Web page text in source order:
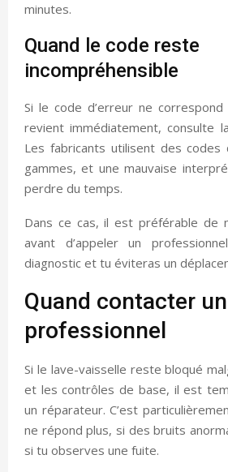
minutes.
Quand le code reste
incompréhensible
Si le code d’erreur ne
revient immédiatement, consulte
Les fabricants utilisent des
gammes, et une mauvaise
perdre du temps.
Dans ce cas, il est préférable de
avant d’appeler un
diagnostic et tu éviteras un
Quand contacter un
professionnel
Si le lave-vaisselle reste bloqué
et les contrôles de base, il est
un réparateur. C’est
ne répond plus, si des bruits
si tu observes une fuite.